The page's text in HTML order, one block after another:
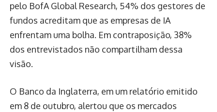
pelo BofA Global Research, 54% dos gestores de
fundos acreditam que as empresas de IA
enfrentam uma bolha. Em contraposição, 38%
dos entrevistados não compartilham dessa
visão.
O Banco da Inglaterra, em um relatório emitido
em 8 de outubro, alertou que os mercados